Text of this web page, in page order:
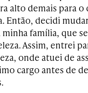
alto demais para o
Então, decidi
família, que
Assim, entrei
onde atuei de
cargo antes de